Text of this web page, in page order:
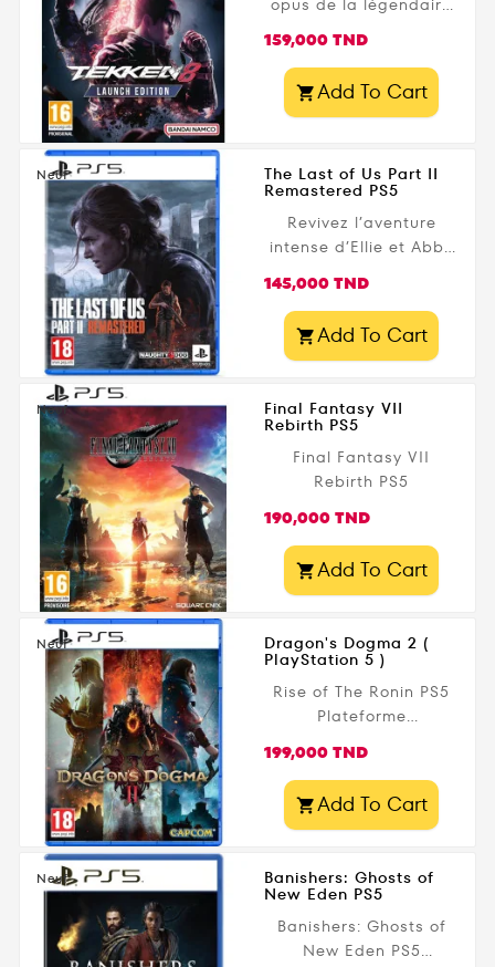
combat pensé pour la
New-Gen Nouvel opus,
nouveaux rivaux
Prix
159,000 TND
Add To Cart
Neuf The Last of Us Part II
Remastered PS5
Revivez l’aventure
intense d’Ellie et Abby
Part II Remastered sur
PS5 ! Découvrez cette
version ultime du jeu
graphismes
fluidité à 60 fps, et des
fonctionnalités
exclusives PS5.
expérience encore plus
intense. Disponible dès
maintenant sur
Gamezone.tn avec
livraison...
Prix
145,000 TND
Add To Cart
Neuf Final Fantasy VII
Rebirth PS5
Final Fantasy VII
Rebirth PS5
Prix
190,000 TND
Add To Cart
Neuf Dragon's Dogma 2 (
PlayStation 5 )
Rise of The Ronin PS5
Plateforme
Action Jeu de rôle/RPG
Editeur Capcom Date
de parution 22 mars
Prix
199,000 TND
Add To Cart
Neuf Banishers: Ghosts of
New Eden PS5
Banishers: Ghosts of
New Eden PS5